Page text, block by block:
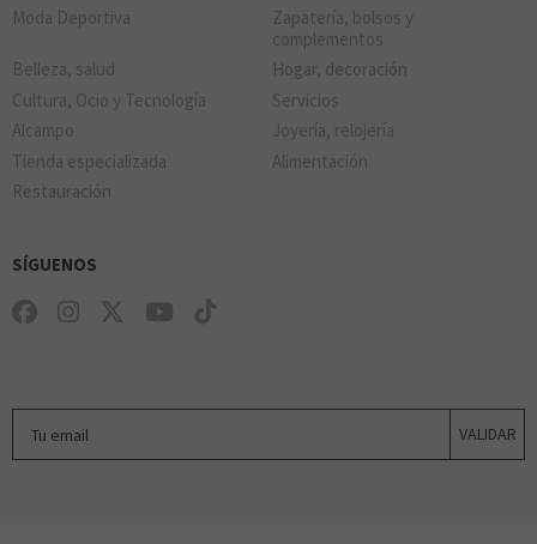
Moda Deportiva
Zapatería, bolsos y
complementos
Belleza, salud
Hogar, decoración
Cultura, Ocio y Tecnología
Servicios
Alcampo
Joyería, relojería
Tienda especializada
Alimentación
Restauración
SÍGUENOS
VALIDAR